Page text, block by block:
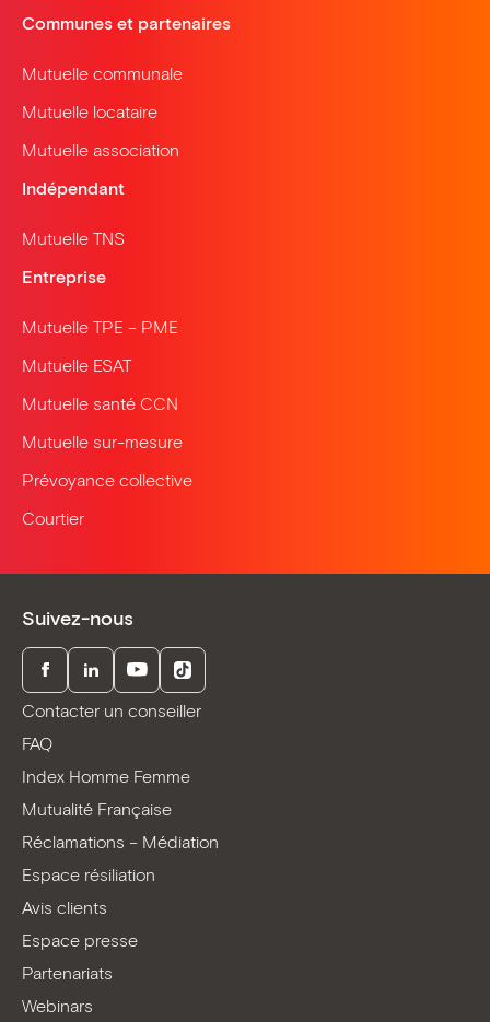
Communes et partenaires
Mutuelle communale
Mutuelle locataire
Mutuelle association
Indépendant
Mutuelle TNS
Entreprise
Mutuelle TPE – PME
Mutuelle ESAT
Mutuelle santé CCN
Mutuelle sur-mesure
Prévoyance collective
Courtier
Suivez-nous
FacebookLinkedInYoutubeTikTok
Contacter un conseiller
FAQ
Index Homme Femme
Mutualité Française
Réclamations – Médiation
Espace résiliation
Avis clients
Espace presse
Partenariats
Webinars